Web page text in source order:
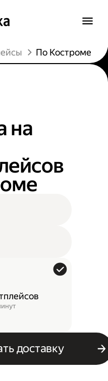
По Костроме
на
доставку